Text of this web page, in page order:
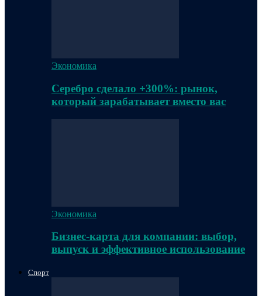
Экономика
Серебро сделало +300%: рынок,
который зарабатывает вместо вас
Экономика
Бизнес-карта для компании: выбор,
выпуск и эффективное использование
Спорт